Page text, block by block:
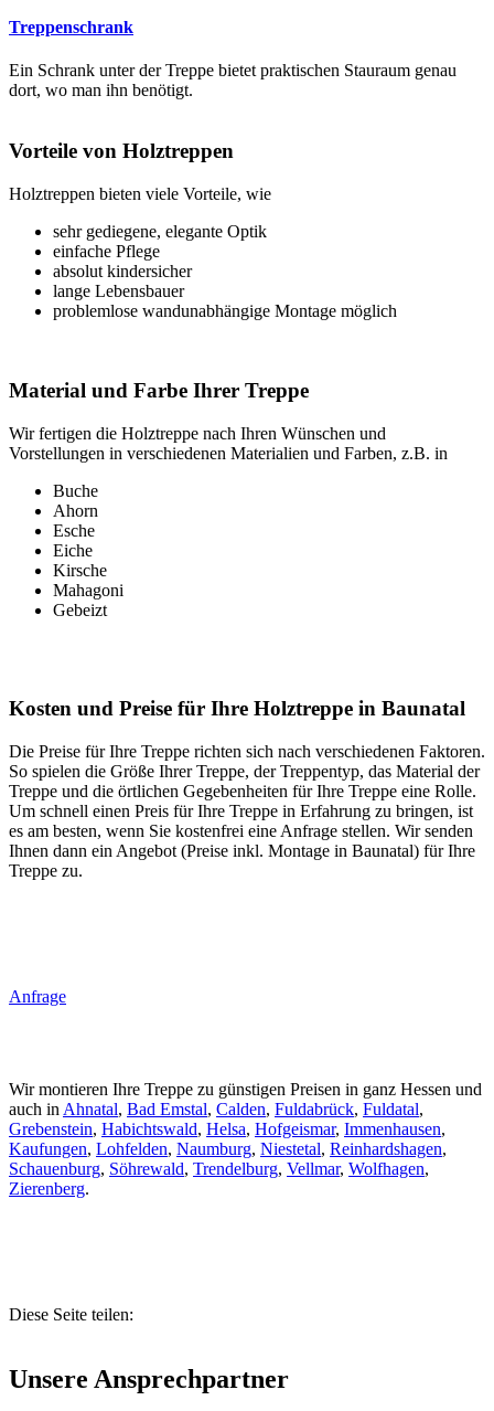
Treppenschrank
Ein Schrank unter der Treppe bietet praktischen Stauraum genau
dort, wo man ihn benötigt.
Vorteile von Holztreppen
Holztreppen bieten viele Vorteile, wie
sehr gediegene, elegante Optik
einfache Pflege
absolut kindersicher
lange Lebensbauer
problemlose wandunabhängige Montage möglich
Material und Farbe Ihrer Treppe
Wir fertigen die Holztreppe nach Ihren Wünschen und
Vorstellungen in verschiedenen Materialien und Farben, z.B. in
Buche
Ahorn
Esche
Eiche
Kirsche
Mahagoni
Gebeizt
Kosten und Preise für Ihre Holztreppe in Baunatal
Die Preise für Ihre Treppe richten sich nach verschiedenen Faktoren.
So spielen die Größe Ihrer Treppe, der Treppentyp, das Material der
Treppe und die örtlichen Gegebenheiten für Ihre Treppe eine Rolle.
Um schnell einen Preis für Ihre Treppe in Erfahrung zu bringen, ist
es am besten, wenn Sie kostenfrei eine Anfrage stellen. Wir senden
Ihnen dann ein Angebot (Preise inkl. Montage in Baunatal) für Ihre
Treppe zu.
Anfrage
Wir montieren Ihre Treppe zu günstigen Preisen in ganz Hessen und
auch in Ahnatal, Bad Emstal, Calden, Fuldabrück, Fuldatal,
Grebenstein, Habichtswald, Helsa, Hofgeismar, Immenhausen,
Kaufungen, Lohfelden, Naumburg, Niestetal, Reinhardshagen,
Schauenburg, Söhrewald, Trendelburg, Vellmar, Wolfhagen,
Zierenberg.
Diese Seite teilen:
Unsere Ansprechpartner